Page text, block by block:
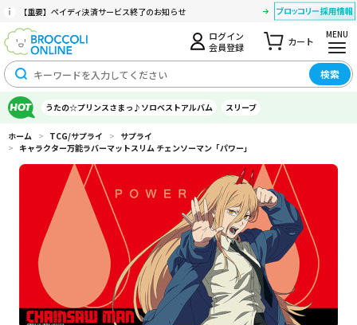
【重要】ペイディ決済サービス終了のお知らせ
ログイン
会員登録
カート
MENU
検索
うたの☆プリンスさまっ♪ソロベストアルバム スリーブ
ホーム > TCG/サプライ > サプライ
> キャラクター万能ラバーマットスリム チェンソーマン「パワー」